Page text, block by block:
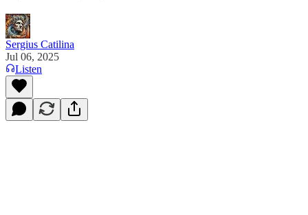
Sergius Catilina
Jul 06, 2025
Listen